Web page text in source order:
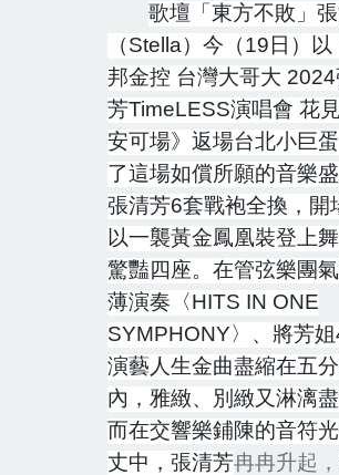
歌壇「東方不敗」
（Stella）今（19 日）以
邦金控 台灣大哥大 2024
芳TimeLESS演唱會 花
安可場》返場台北小巨
了這場如償所願的音樂盛
張清芳6套戰袍全換，開
以一襲黃金鳳凰裝登上舞
驚豔四座。在管弦樂團
薄演奏〈HITS IN ONE
SYMPHONY〉、將芳姐
演藝人生金曲盡縮在五
內，雅緻、別緻又淋漓盡
而在交響樂鋪陳的音符
丈中，張清芳冉冉升起